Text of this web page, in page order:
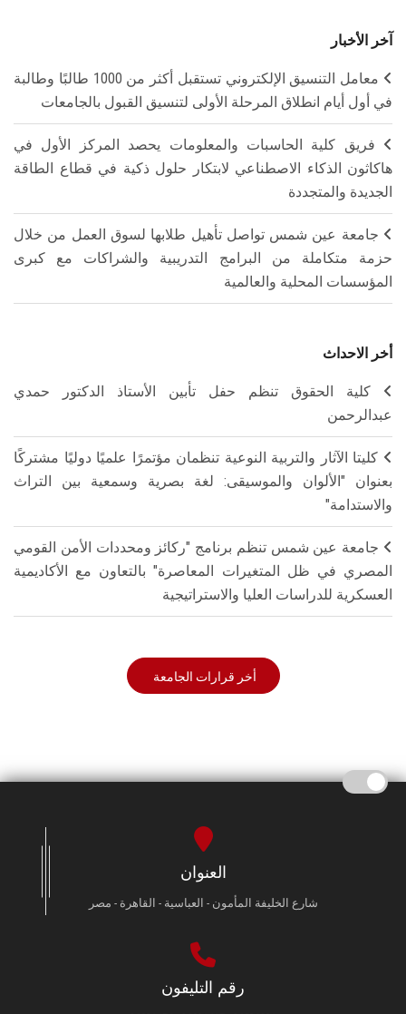
آخر الأخبار
معامل التنسيق الإلكتروني تستقبل أكثر من 1000 طالبًا وطالبة
في أول أيام انطلاق المرحلة الأولى لتنسيق القبول بالجامعات
فريق كلية الحاسبات والمعلومات يحصد المركز الأول في
هاكاثون الذكاء الاصطناعي لابتكار حلول ذكية في قطاع الطاقة
الجديدة والمتجددة
جامعة عين شمس تواصل تأهيل طلابها لسوق العمل من خلال
حزمة متكاملة من البرامج التدريبية والشراكات مع كبرى
المؤسسات المحلية والعالمية
أخر الاحداث
كلية الحقوق تنظم حفل تأبين الأستاذ الدكتور حمدي
عبدالرحمن
كليتا الآثار والتربية النوعية تنظمان مؤتمرًا علميًا دوليًا مشتركًا
بعنوان "الألوان والموسيقى: لغة بصرية وسمعية بين التراث
والاستدامة"
جامعة عين شمس تنظم برنامج "ركائز ومحددات الأمن القومي
المصري في ظل المتغيرات المعاصرة" بالتعاون مع الأكاديمية
العسكرية للدراسات العليا والاستراتيجية
أخر قرارات الجامعة
العنوان
شارع الخليفة المأمون - العباسية - القاهرة - مصر
رقم التليفون